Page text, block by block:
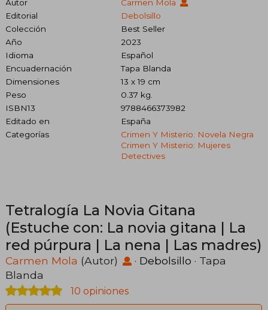
Autor
Carmen Mola
Editorial
Debolsillo
Colección
Best Seller
Año
2023
Idioma
Español
Encuadernación
Tapa Blanda
Dimensiones
13 x 19 cm
Peso
0.37 kg.
ISBN13
9788466373982
Editado en
España
Categorías
Crimen Y Misterio: Novela Negra
Crimen Y Misterio: Mujeres
Detectives
Tetralogía La Novia Gitana
(Estuche con: La novia gitana | La
red púrpura | La nena | Las madres)​
Carmen Mola (Autor) · Debolsillo · Tapa
Blanda
10 opiniones